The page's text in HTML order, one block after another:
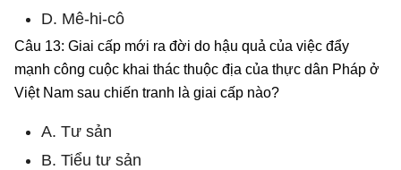
D. Mê-hi-cô
Câu 13: Giai cấp mới ra đời do hậu quả của việc đẩy
mạnh công cuộc khai thác thuộc địa của thực dân Pháp ở
Việt Nam sau chiến tranh là giai cấp nào?
A. Tư sản
B. Tiểu tư sản